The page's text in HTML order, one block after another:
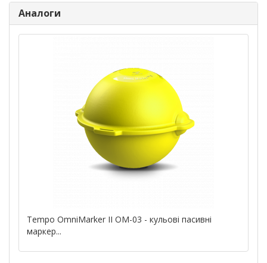
Аналоги
Tempo OmniMarker II OM-03 - кульові пасивні
маркер...